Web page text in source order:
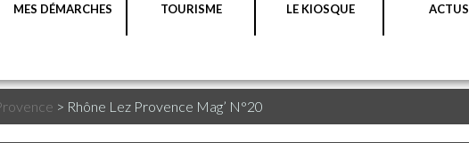
MES DÉMARCHES TOURISME LE KIOSQUE ACTUS
> Rhône Lez Provence Mag’ N°20